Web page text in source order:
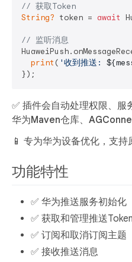
// 获取Token
String? token = await
// 监听消息
print ( '收到推送:
✅ 插件会自动处理权限、服
华为Maven仓库、
📱 专为华为设备优化，支持
功能特性
✅ 华为推送服务初始化
✅ 获取和管理推送Token
✅ 订阅和取消订阅主题
✅ 接收推送消息